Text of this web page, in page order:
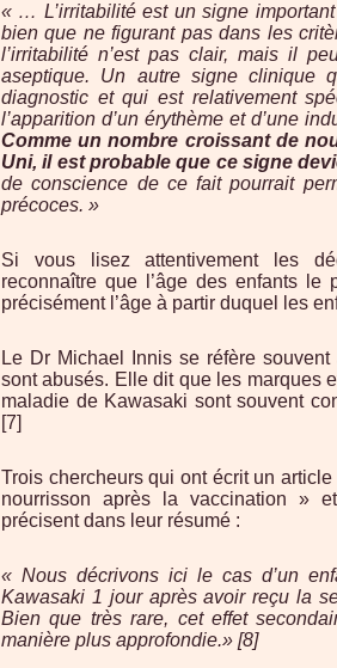
« … L’irritabilité est un signe
bien que ne figurant pas dans les
l’irritabilité n’est pas clair, mais il
aseptique. Un autre signe clinique
diagnostic et qui est relativement
l’apparition d’un érythème et d’une
Comme un nombre croissant de
Uni, il est probable que ce signe
de conscience de ce fait pourrait
précoces. »
Si vous lisez attentivement les
reconnaître que l’âge des enfants
précisément l’âge à partir duquel les
Le Dr Michael Innis se réfère
sont abusés. Elle dit que les marques
maladie de Kawasaki sont souvent
[7]
Trois chercheurs qui ont écrit un
nourrisson après la vaccination »
précisent dans leur résumé :
« Nous décrivons ici le cas d’un
Kawasaki 1 jour après avoir reçu la
Bien que très rare, cet effet
manière plus approfondie.» [8]